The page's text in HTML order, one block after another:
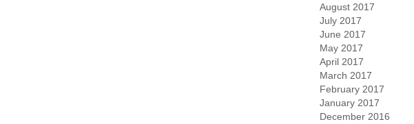
August 2017
July 2017
June 2017
May 2017
April 2017
March 2017
February 2017
January 2017
December 2016